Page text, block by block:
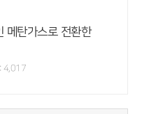
메탄가스로 전환한
4,017